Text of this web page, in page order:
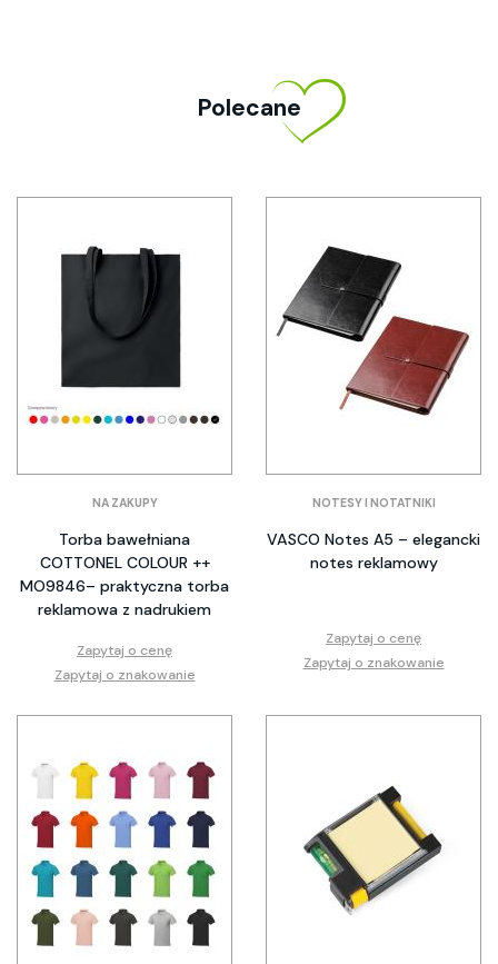
Polecane
NA ZAKUPY
Torba bawełniana
COTTONEL COLOUR ++
MO9846– praktyczna torba
reklamowa z nadrukiem
Zapytaj o cenę
Zapytaj o znakowanie
NOTESY I NOTATNIKI
VASCO Notes A5 – elegancki
notes reklamowy
Zapytaj o cenę
Zapytaj o znakowanie